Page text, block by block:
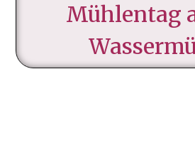
Mühlentag